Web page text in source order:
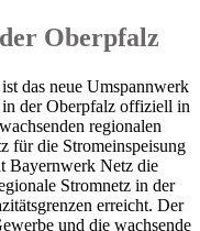
Oberpfalz
das neue Umspannwerk
der Oberpfalz offiziell in
regionalen
für die Stromeinspeisung
Bayernwerk Netz die
Stromnetz in der
erreicht. Der
und die wachsende